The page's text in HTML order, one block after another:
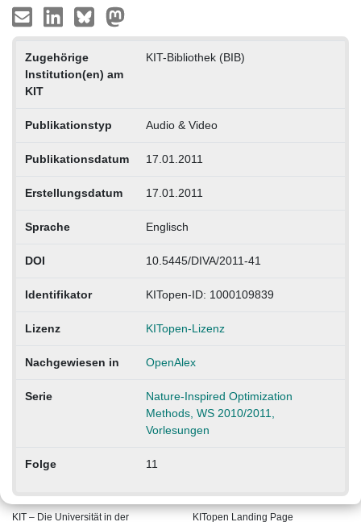
Zugehörige
Institution(en) am
KIT
KIT-Bibliothek (BIB)
Publikationstyp Audio & Video
Publikationsdatum 17.01.2011
Erstellungsdatum 17.01.2011
Sprache Englisch
DOI 10.5445/DIVA/2011-41
Identifikator KITopen-ID: 1000109839
Lizenz KITopen-Lizenz
Nachgewiesen in OpenAlex
Serie
Nature-Inspired Optimization
Methods, WS 2010/2011,
Vorlesungen
Folge 11
KIT – Die Universität in der KITopen Landing Page